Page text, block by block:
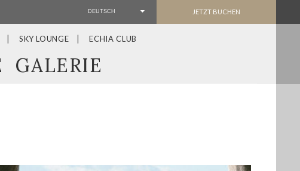
JETZT BUCHEN
DEUTSCH
SKY LOUNGE ECHIA CLUB
GALERIE